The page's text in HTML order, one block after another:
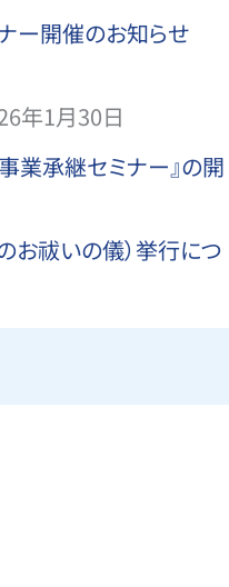
ー開催のお知らせ
年1月30日
業承継セミナー』の開
お祓いの儀）挙行につ